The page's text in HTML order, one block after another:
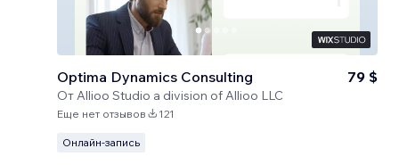
Optima Dynamics Consulting
ОтAllioo Studio a division of Allioo LLC
79 $
Еще нет отзывов 121
Онлайн-запись